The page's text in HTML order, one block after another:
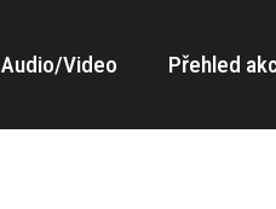
Audio/Video Přehled